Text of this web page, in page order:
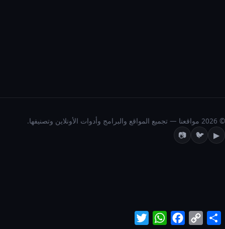
© 2026 مواقعنا — تجميع المواقع والبرامج وأدوات الأونلاين وتصنيفها.
▶
🐦
📷
Twitter
WhatsApp
FacebookCopy
Link
Share